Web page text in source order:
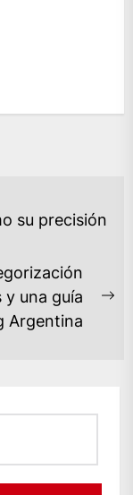
su precisión
y una guía
Argentina